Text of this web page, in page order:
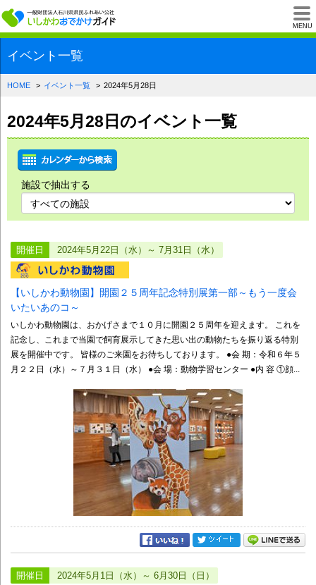
MENU
一般財団法人石川
イベント一覧
HOME イベント一覧 2024年5月28日
2024年5月28日のイベント一覧
施設で抽出する
開催日 2024年5月22日（水）～ 7月31日（水）
【いしかわ動物園】開園２５周年記念特別展第一部～もう一度会
いたいあのコ～
いしかわ動物園は、おかげさまで１０月に開園２５周年を迎えます。 これを
記念し、これまで当園で飼育展示してきた思い出の動物たちを振り返る特別
展を開催中です。 皆様のご来園をお待ちしております。 ●会 期：令和６年５
月２２日（水）～７月３１日（水） ●会 場：動物学習センター ●内 容 ①顔...
開催日 2024年5月1日（水）～ 6月30日（日）